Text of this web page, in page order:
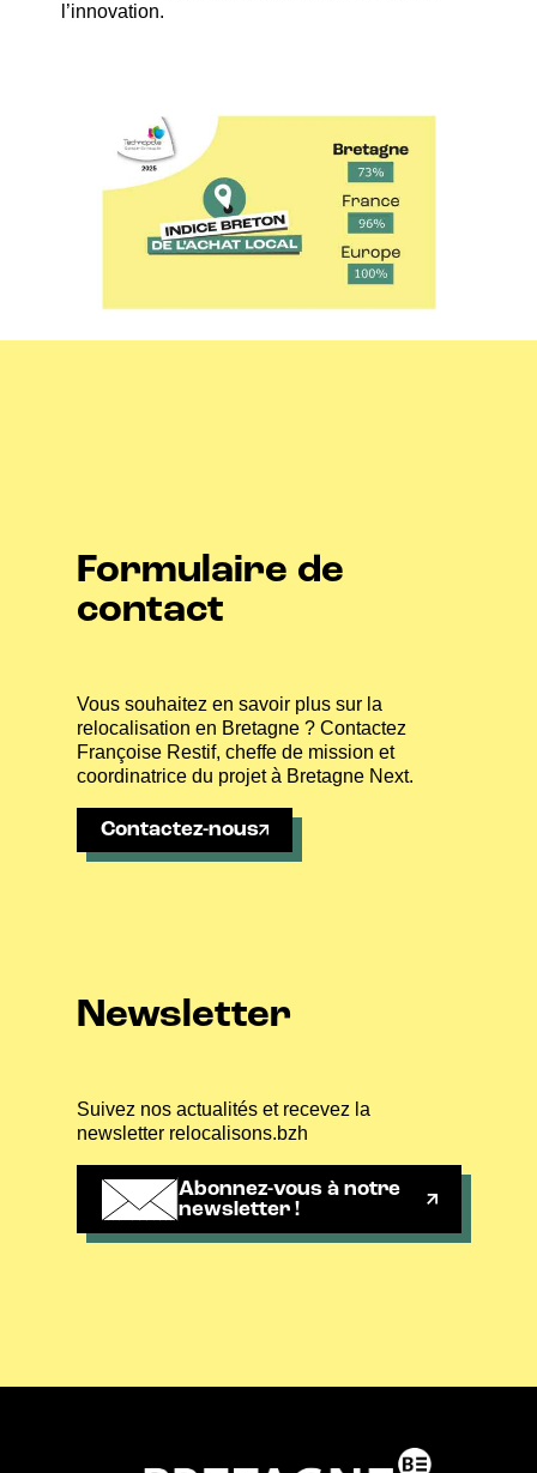
l’innovation.
Formulaire de
contact
Newsletter
Vous souhaitez en savoir plus sur la
relocalisation en Bretagne ? Contactez
Françoise Restif, cheffe de mission et
coordinatrice du projet à Bretagne Next.
Suivez nos actualités et recevez la
newsletter relocalisons.bzh
Contactez-nous
Abonnez-vous à notre
newsletter !